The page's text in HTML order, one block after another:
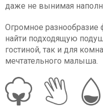
даже не вынимая
Огромное разнообразие
найти подходящую
гостиной, так и для
мечтательного малыша.